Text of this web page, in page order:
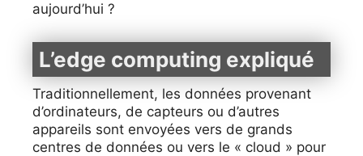
aujourd’hui ?
L’edge computing expliqué
Traditionnellement, les données provenant
d’ordinateurs, de capteurs ou d’autres
appareils sont envoyées vers de grands
centres de données ou vers le « cloud » pour